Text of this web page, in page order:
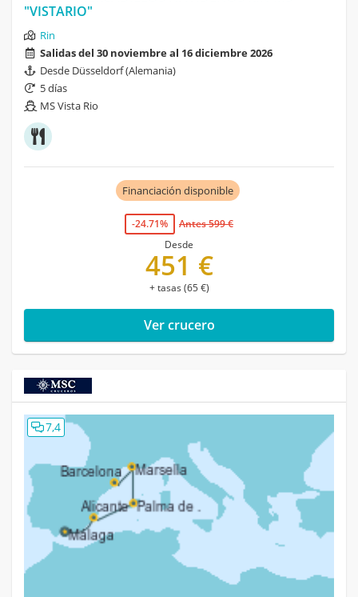
"VISTARIO"
Rin
Salidas del 30 noviembre al 16 diciembre 2026
Desde Düsseldorf (Alemania)
5 días
MS Vista Rio
Financiación disponible
-24.71%
Antes 599 €
Desde
451 €
+ tasas (65 €)
Ver crucero
7,4